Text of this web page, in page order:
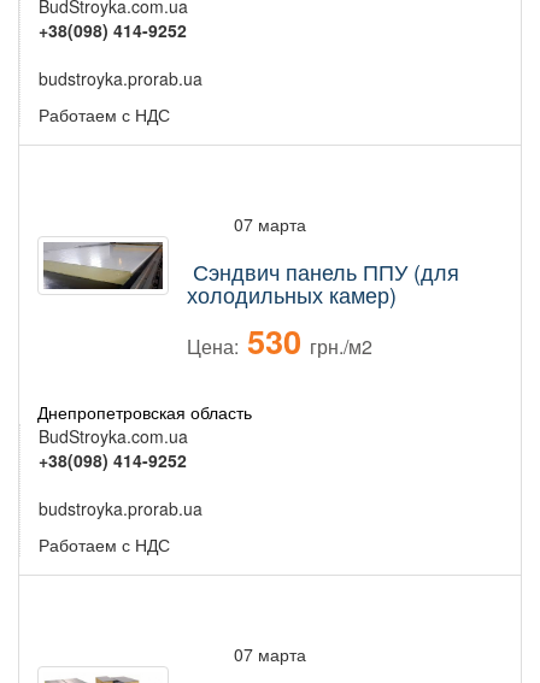
BudStroyka.com.ua
+38(098) 414-9252
budstroyka.prorab.ua
Работаем с НДС
07 марта
Сэндвич панель ППУ (для
холодильных камер)
Цена: 530 грн./м2
Днепропетровская область
BudStroyka.com.ua
+38(098) 414-9252
budstroyka.prorab.ua
Работаем с НДС
07 марта